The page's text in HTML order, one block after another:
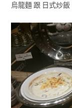
烏龍麵 跟 日式炒飯